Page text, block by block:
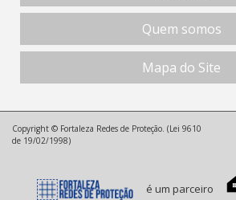
Quem somos
Mapa do Site
Copyright © Fortaleza Redes de Proteção. (Lei 9610
de 19/02/1998)
é um parceiro